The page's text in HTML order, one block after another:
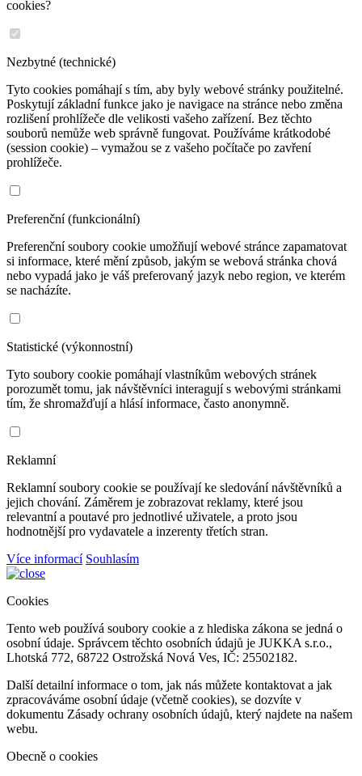
cookies?
Nezbytné (technické)
Tyto cookies pomáhají s tím, aby byly webové stránky použitelné.
Poskytují základní funkce jako je navigace na stránce nebo změna
rozlišení prohlížeče dle velikosti vašeho zařízení. Bez těchto
souborů nemůže web správně fungovat. Používáme krátkodobé
(session cookie) – vymažou se z vašeho počítače po zavření
prohlížeče.
Preferenční (funkcionální)
Preferenční soubory cookie umožňují webové stránce zapamatovat
si informace, které mění způsob, jakým se webová stránka chová
nebo vypadá jako je váš preferovaný jazyk nebo region, ve kterém
se nacházíte.
Statistické (výkonnostní)
Tyto soubory cookie pomáhají vlastníkům webových stránek
porozumět tomu, jak návštěvníci interagují s webovými stránkami
tím, že shromažďují a hlásí informace, často anonymně.
Reklamní
Reklamní soubory cookie se používají ke sledování návštěvníků a
jejich chování. Záměrem je zobrazovat reklamy, které jsou
relevantní a poutavé pro jednotlivé uživatele, a proto jsou
hodnotnější pro vydavatele a inzerenty třetích stran.
Více informací Souhlasím
Cookies
Tento web používá soubory cookie a z hlediska zákona se jedná o
osobní údaje. Správcem těchto osobních údajů je JUKKA s.r.o.,
Lhotská 772, 68722 Ostrožská Nová Ves, IČ: 25502182.
Další detailní informace o tom, jak nás můžete kontaktovat a jak
zpracováváme osobní údaje (včetně cookies), se dozvíte v
dokumentu Zásady ochrany osobních údajů, který najdete na našem
webu.
Obecně o cookies